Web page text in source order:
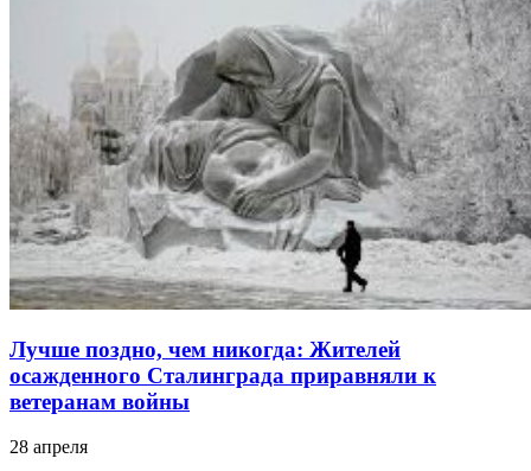
Лучше поздно, чем никогда: Жителей
осажденного Сталинграда приравняли к
ветеранам войны
28 апреля